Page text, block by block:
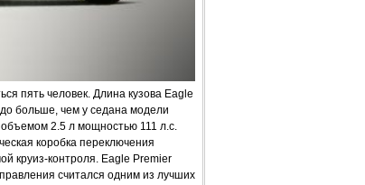
пять человек. Длина кузова Eagle
больше, чем у седана модели
2.5 л мощностью 111 л.с.
коробка переключения
круиз-контроля. Eagle Premier
считался одним из лучших